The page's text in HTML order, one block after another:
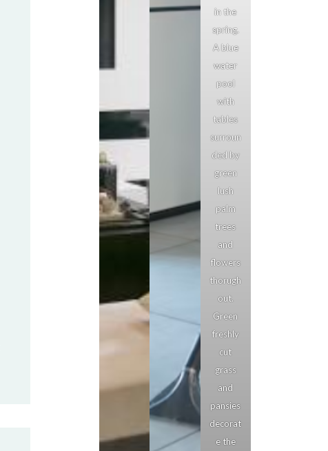
in the
spring.
A blue
water
pool
with
tables
surroun
ded by
green
lush
palm
trees
and
flowers
thorugh
out.
Green
freshly
cut
grass
and
pansies
decorat
e the